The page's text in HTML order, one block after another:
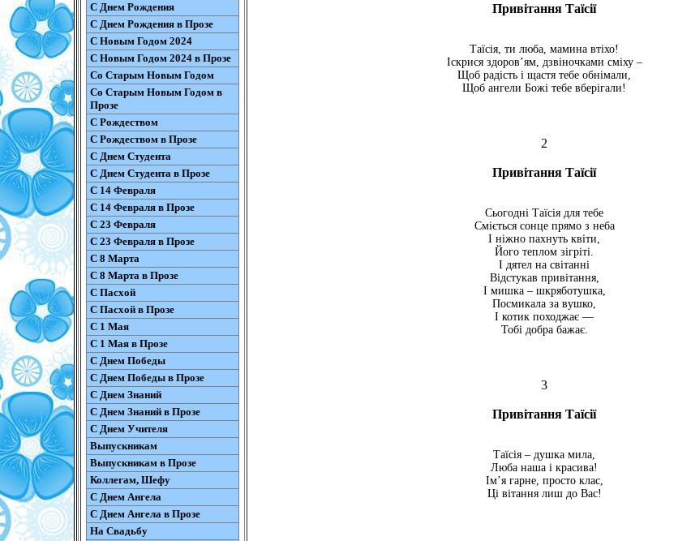
С Днем Рождения
С Днем Рождения в Прозе
С Новым Годом 2024
С Новым Годом 2024 в Прозе
Со Старым Новым Годом
Со Старым Новым Годом в
Прозе
С Рождеством
С Рождеством в Прозе
С Днем Студента
С Днем Студента в Прозе
С 14 Февраля
С 14 Февраля в Прозе
С 23 Февраля
С 23 Февраля в Прозе
С 8 Марта
С 8 Марта в Прозе
С Пасхой
С Пасхой в Прозе
С 1 Мая
С 1 Мая в Прозе
С Днем Победы
С Днем Победы в Прозе
С Днем Знаний
С Днем Знаний в Прозе
С Днем Учителя
Выпускникам
Выпускникам в Прозе
Коллегам, Шефу
С Днем Ангела
С Днем Ангела в Прозе
На Свадьбу
Привітання Таїсії
Таїсія, ти люба, мамина втіхо!
Іскрися здоров’ям, дзвіночками сміху –
Щоб радість і щастя тебе обнімали,
Щоб ангели Божі тебе вберігали!
2
Привітання Таїсії
Сьогодні Таїсія для тебе
Сміється сонце прямо з неба
І ніжно пахнуть квіти,
Його теплом зігріті.
І дятел на світанні
Відстукав привітання,
І мишка – шкряботушка,
Посмикала за вушко,
І котик походжає —
Тобі добра бажає.
3
Привітання Таїсії
Таїсія – душка мила,
Люба наша і красива!
Ім’я гарне, просто клас,
Ці вітання лиш до Вас!